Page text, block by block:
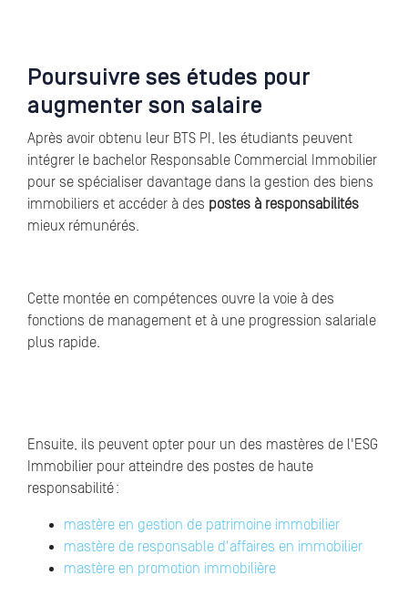
Poursuivre ses études pour
augmenter son salaire
Après avoir obtenu leur BTS PI, les étudiants peuvent
intégrer le bachelor Responsable Commercial Immobilier
pour se spécialiser davantage dans la gestion des biens
immobiliers et accéder à des postes à responsabilités
mieux rémunérés.
Cette montée en compétences ouvre la voie à des
fonctions de management et à une progression salariale
plus rapide.
Ensuite, ils peuvent opter pour un des mastères de l'ESG
Immobilier pour atteindre des postes de haute
responsabilité :
mastère en gestion de patrimoine immobilier
mastère de responsable d'affaires en immobilier
mastère en promotion immobilière